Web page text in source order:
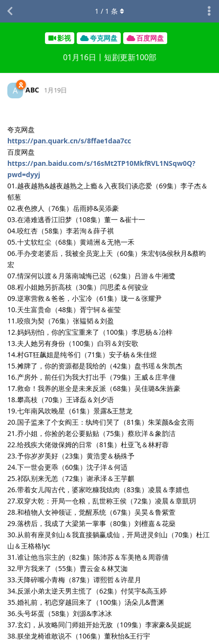
影视 夸克网盘 百度网盘
01月16日丨短剧更新100部
1 / 1 条
A ABC 1月19日
夸克网盘
https://pan.quark.cn/s/8ffae1daa7cc
百度网盘
https://pan.baidu.com/s/16sMt2TP10MkfRVL1NSqw0Q?
pwd=dyyj
01.越夜越熟&越夜越熟之上瘾＆入夜我们谈恋爱（69集）李子杰＆
郁葱
02.夜色撩人（76集）岳雨婷&吴添豪
03.在港难逃香江旧梦（108集）董一 &崔十一
04.咬红杏（58集）李若洵＆薛子祺
05.十丈软红尘（68集）黄靖洲＆无艳一禾
06.手办变老婆后，我被全员宠上天（60集）朱宏钊&侯秋月&蔡昀
宏
07.情深何以渡＆月落南城悔已迟（62集）吕游＆牛湘鹭
08.程小姐她另折高枝（30集）闫思柔＆何骏业
09.逆寒营救＆爸爸，小宝冷（61集）珑一＆张耀尹
10.天生富贵命（48集）胥宁轲＆崔莹
11.咬痕为契（76集）张韫韬＆刘盈
12.妈妈别怕，你的宝宝重来了（100集）李思杨＆冶梓
13.夫人她另有身份（100集）白羽＆刘安歌
14.村GT狂飙姐是纯爷们（71集）安子杨＆朱佳煜
15.摊牌了，你的资源都是我给的（42集）盘书瑶＆朱凯杰
16.产房外，前任们为我大打出手（79集）王威＆庄芈僮
17.救命！我养的崽全是未来反派（68集）吴佳璐&朱旌豪
18.攀高枝（70集）王译磊＆刘夕语
19.七年南风吹晚星（61集）景露&王慧龙
20.国子监来了个女阎王：纨绔们哭了（81集）朱茉颜&金玄雨
21.乔小姐，你捡的老公要贴贴（75集）蔡欣洋＆象韵洁
22.给残疾大佬做保姆的日常（81集）杜亚飞＆林籽蓉
23.予你岁岁美好（23集）黄浩雯＆杨殊予
24.下一世会更乖（60集）沈子洋＆何适
25.祁队别来无恙（72集）谢承泽＆王芋麒
26.带着女儿闯古代，婆家吃糠我炫肉（83集）凌晨＆李婧也
27.双穿大乾：开局一仓粮，乱世称王侯（72集）凌晨＆章凱玥
28.和植物人女神领证，觉醒系统（67集）吴昊＆鲁紫萱
29.落榜后，我成了大梁第一掌事（80集）刘檀嘉＆花燊
30.从前有座灵剑山＆我直接躺赢成仙，开局进灵剑山（70集）杜江
山＆王格格lyc
31.谁让他当宗主的（82集）陈沛苏＆车美艳＆周蓉倩
32.甲方我来了（55集）曹云金＆林艾洳
33.天降碎嘴小青梅（87集）谭熙哲＆许星月
34.反派小弟太逆天男主慌了（62集）付笑宇&高玉婷
35.婚礼前，初恋穿越回来了（100集）汤朵儿&曹渊
36.头号坏蛋（58集）刘源&李冰冰
37.玄幻，从攻略同门师姐开始无敌（109集）李家豪&吴妮妮
38.朕坐龙椅谁敢说不（106集）董秋怡&王行宇